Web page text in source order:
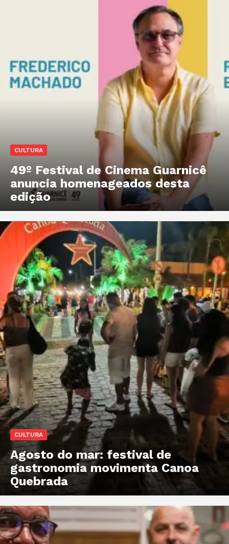
CULTURA
49º Festival de Cinema Guarnicê
anuncia homenageados desta
edição
CULTURA
Agosto do mar: festival de
gastronomia movimenta Canoa
Quebrada